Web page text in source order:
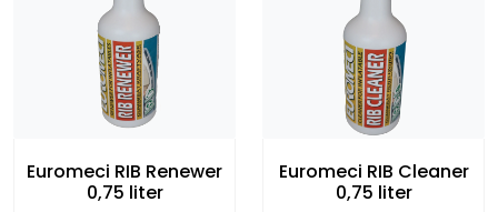
Euromeci RIB Renewer
0,75 liter
Euromeci RIB Cleaner
0,75 liter